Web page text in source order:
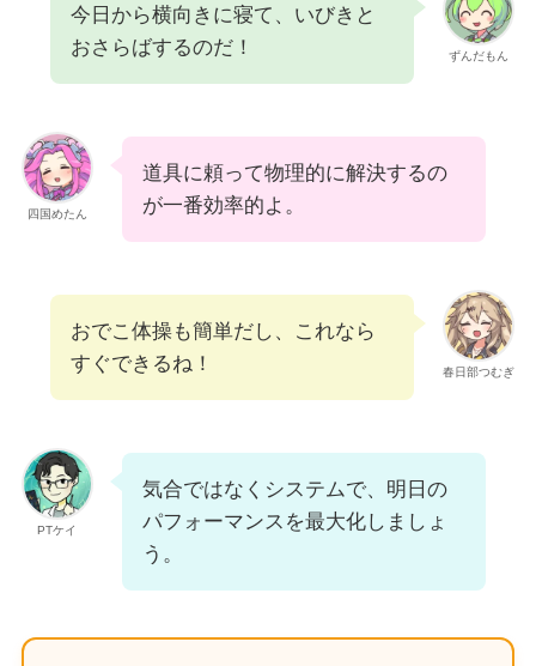
ずんだもん
今日から横向きに寝て、いびきと
おさらばするのだ！
四国めたん
道具に頼って物理的に解決するの
が一番効率的よ。
春日部つむぎ
おでこ体操も簡単だし、これなら
すぐできるね！
PTケイ
気合ではなくシステムで、明日の
パフォーマンスを最大化しましょ
う。